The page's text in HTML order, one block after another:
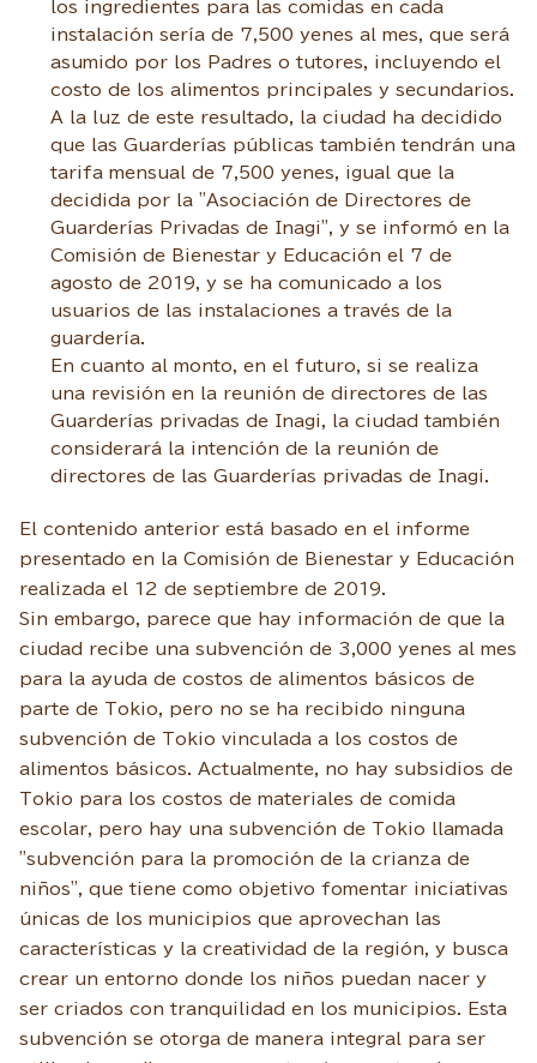
los ingredientes para las comidas en cada
instalación sería de 7,500 yenes al mes, que será
asumido por los Padres o tutores, incluyendo el
costo de los alimentos principales y secundarios.
A la luz de este resultado, la ciudad ha decidido
que las Guarderías públicas también tendrán una
tarifa mensual de 7,500 yenes, igual que la
decidida por la "Asociación de Directores de
Guarderías Privadas de Inagi", y se informó en la
Comisión de Bienestar y Educación el 7 de
agosto de 2019, y se ha comunicado a los
usuarios de las instalaciones a través de la
guardería.
En cuanto al monto, en el futuro, si se realiza
una revisión en la reunión de directores de las
Guarderías privadas de Inagi, la ciudad también
considerará la intención de la reunión de
directores de las Guarderías privadas de Inagi.
El contenido anterior está basado en el informe
presentado en la Comisión de Bienestar y Educación
realizada el 12 de septiembre de 2019.
Sin embargo, parece que hay información de que la
ciudad recibe una subvención de 3,000 yenes al mes
para la ayuda de costos de alimentos básicos de
parte de Tokio, pero no se ha recibido ninguna
subvención de Tokio vinculada a los costos de
alimentos básicos. Actualmente, no hay subsidios de
Tokio para los costos de materiales de comida
escolar, pero hay una subvención de Tokio llamada
"subvención para la promoción de la crianza de
niños", que tiene como objetivo fomentar iniciativas
únicas de los municipios que aprovechan las
características y la creatividad de la región, y busca
crear un entorno donde los niños puedan nacer y
ser criados con tranquilidad en los municipios. Esta
subvención se otorga de manera integral para ser